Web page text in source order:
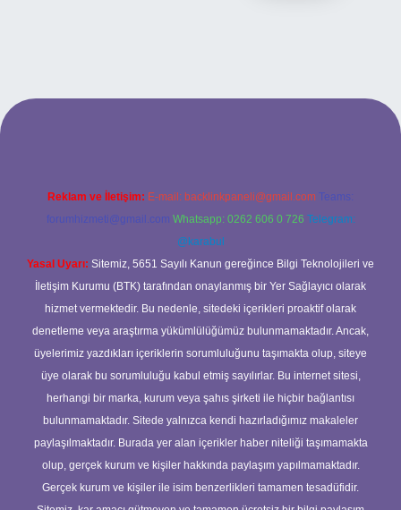
bahis sitesi
Reklam ve İletişim: E-mail: backlinkpaneli@gmail.com Teams:
forumhizmeti@gmail.com Whatsapp: 0262 606 0 726 Telegram:
@karabul
Yasal Uyarı: Sitemiz, 5651 Sayılı Kanun gereğince Bilgi Teknolojileri ve
İletişim Kurumu (BTK) tarafından onaylanmış bir Yer Sağlayıcı olarak
hizmet vermektedir. Bu nedenle, sitedeki içerikleri proaktif olarak
denetleme veya araştırma yükümlülüğümüz bulunmamaktadır. Ancak,
üyelerimiz yazdıkları içeriklerin sorumluluğunu taşımakta olup, siteye
üye olarak bu sorumluluğu kabul etmiş sayılırlar. Bu internet sitesi,
herhangi bir marka, kurum veya şahıs şirketi ile hiçbir bağlantısı
bulunmamaktadır. Sitede yalnızca kendi hazırladığımız makaleler
paylaşılmaktadır. Burada yer alan içerikler haber niteliği taşımamakta
olup, gerçek kurum ve kişiler hakkında paylaşım yapılmamaktadır.
Gerçek kurum ve kişiler ile isim benzerlikleri tamamen tesadüfidir.